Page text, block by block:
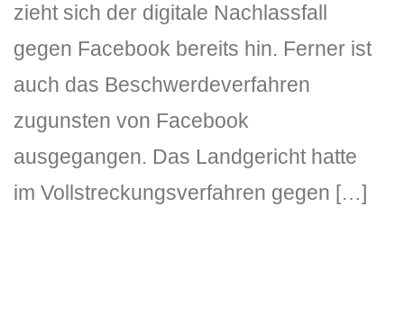
zieht sich der digitale Nachlassfall
gegen Facebook bereits hin. Ferner ist
auch das Beschwerdeverfahren
zugunsten von Facebook
ausgegangen. Das Landgericht hatte
im Vollstreckungsverfahren gegen […]